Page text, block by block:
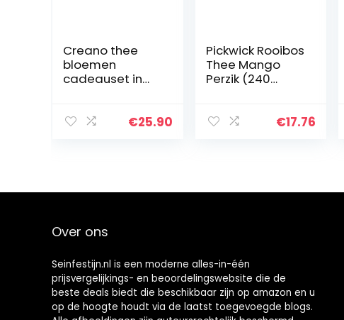
Creano thee
bloemen
cadeauset in
in 6 soorten€25.90
Pickwick Rooibos
Thee Mango
Perzik (240
Cafeïnevrije€17.76
Over ons
Seinfestijn.nl is een moderne alles-in-één
prijsvergelijkings- en beoordelingswebsite die de
beste deals biedt die beschikbaar zijn op amazon en u
op de hoogte houdt via de laatst toegevoegde blogs.